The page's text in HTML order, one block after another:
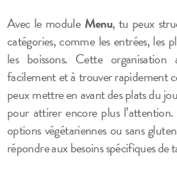
Avec le module Menu, tu peux
catégories, comme les entrées, les
les boissons. Cette
facilement et à trouver rapidement
peux mettre en avant des plats du
pour attirer encore plus
options végétariennes ou sans
répondre aux besoins spécifiques de